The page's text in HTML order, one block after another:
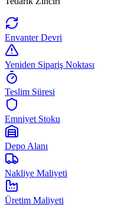
Envanter Devri
Yeniden Sipariş Noktası
Teslim Süresi
Emniyet Stoku
Depo Alanı
Nakliye Maliyeti
Üretim Maliyeti